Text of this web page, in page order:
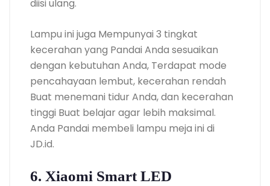
diisi ulang.
Lampu ini juga Mempunyai 3 tingkat
kecerahan yang Pandai Anda sesuaikan
dengan kebutuhan Anda, Terdapat mode
pencahayaan lembut, kecerahan rendah
Buat menemani tidur Anda, dan kecerahan
tinggi Buat belajar agar lebih maksimal.
Anda Pandai membeli lampu meja ini di
JD.id.
6. Xiaomi Smart LED